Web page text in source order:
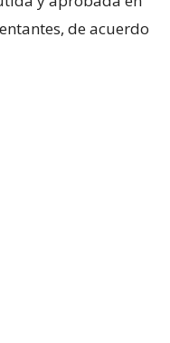
de acuerdo